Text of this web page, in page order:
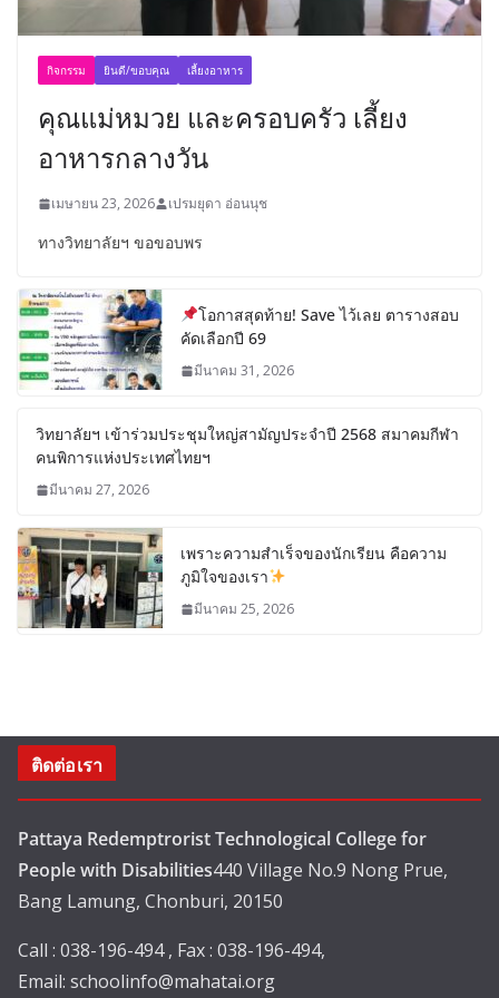
กิจกรรม ยินดี/ขอบคุณ เลี้ยงอาหาร
คุณแม่หมวย และครอบครัว เลี้ยง
อาหารกลางวัน
เมษายน 23, 2026 เปรมยุดา อ่อนนุช
ทางวิทยาลัยฯ ขอขอบพร
โอกาสสุดท้าย! Save ไว้เลย ตารางสอบ
คัดเลือกปี 69
มีนาคม 31, 2026
วิทยาลัยฯ เข้าร่วมประชุมใหญ่สามัญประจำปี 2568 สมาคมกีฬา
คนพิการแห่งประเทศไทยฯ
มีนาคม 27, 2026
เพราะความสำเร็จของนักเรียน คือความ
ภูมิใจของเรา
มีนาคม 25, 2026
ติดต่อเรา
Pattaya Redemptrorist Technological College for
People with Disabilities440 Village No.9 Nong Prue,
Bang Lamung, Chonburi, 20150
Call : 038-196-494 , Fax : 038-196-494,
Email: schoolinfo@mahatai.org